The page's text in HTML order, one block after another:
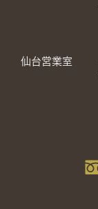
仙台営業室